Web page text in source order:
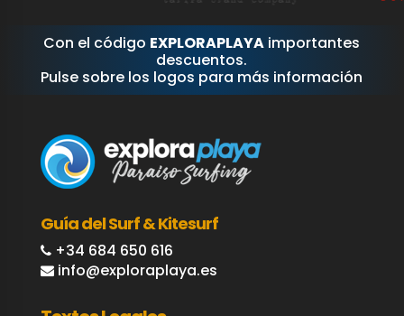
Con el código EXPLORAPLAYA importantes
descuentos.
Pulse sobre los logos para más información
Guía del Surf & Kitesurf
+34 684 650 616
info@exploraplaya.es